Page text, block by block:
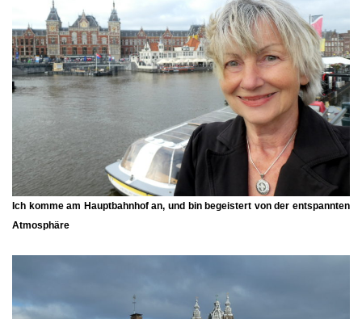
Ich komme am Hauptbahnhof an, und bin begeistert von der entspannten
Atmosphäre